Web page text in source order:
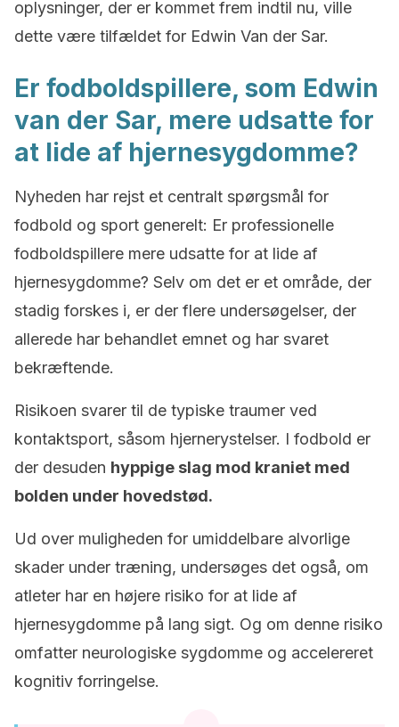
oplysninger, der er kommet frem indtil nu, ville
dette være tilfældet for Edwin Van der Sar.
Er fodboldspillere, som Edwin
van der Sar, mere udsatte for
at lide af hjernesygdomme?
Nyheden har rejst et centralt spørgsmål for
fodbold og sport generelt: Er professionelle
fodboldspillere mere udsatte for at lide af
hjernesygdomme? Selv om det er et område, der
stadig forskes i, er der flere undersøgelser, der
allerede har behandlet emnet og har svaret
bekræftende.
Risikoen svarer til de typiske traumer ved
kontaktsport, såsom hjernerystelser. I fodbold er
der desuden hyppige slag mod kraniet med
bolden under hovedstød.
Ud over muligheden for umiddelbare alvorlige
skader under træning, undersøges det også, om
atleter har en højere risiko for at lide af
hjernesygdomme på lang sigt. Og om denne risiko
omfatter neurologiske sygdomme og accelereret
kognitiv forringelse.